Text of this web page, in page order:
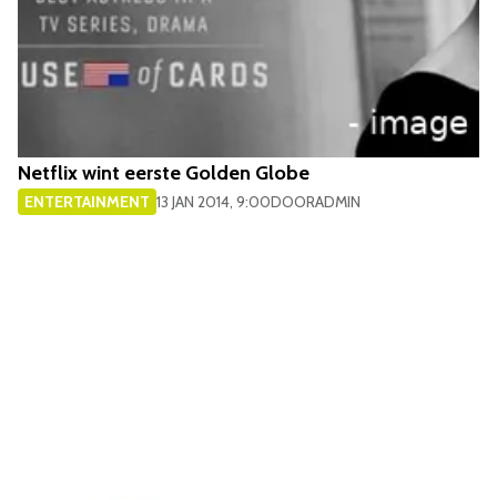
Netflix wint eerste Golden Globe
ENTERTAINMENT 13 JAN 2014, 9:00DOORADMIN